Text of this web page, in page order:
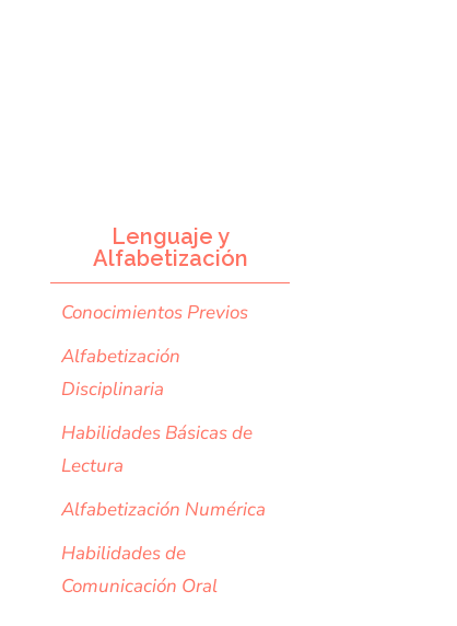
Lenguaje y
Alfabetización
Conocimientos Previos
Alfabetización
Disciplinaria
Habilidades Básicas de
Lectura
Alfabetización Numérica
Habilidades de
Comunicación Oral